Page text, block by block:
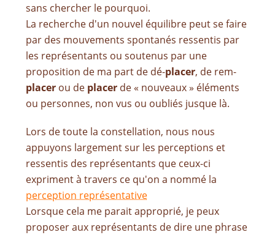
sans chercher le pourquoi.
La recherche d'un nouvel équilibre peut se faire
par des mouvements spontanés ressentis par
les représentants ou soutenus par une
proposition de ma part de dé-placer, de rem-
placer ou de placer de « nouveaux » éléments
ou personnes, non vus ou oubliés jusque là.
Lors de toute la constellation, nous nous
appuyons largement sur les perceptions et
ressentis des représentants que ceux-ci
expriment à travers ce qu'on a nommé la
perception représentative
Lorsque cela me parait approprié, je peux
proposer aux représentants de dire une phrase